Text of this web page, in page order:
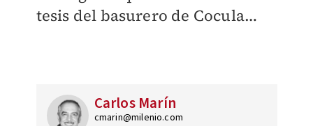
tesis del basurero de Cocula…
Carlos Marín
cmarin@milenio.com